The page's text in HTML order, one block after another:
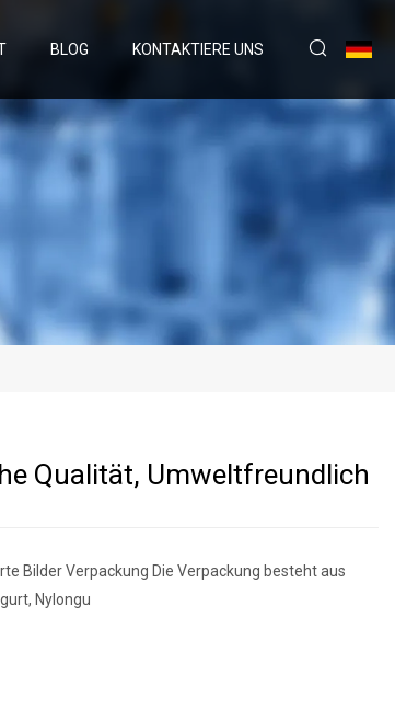
BLOG KONTAKTIERE UNS
Qualität, Umweltfreundlich
Bilder Verpackung Die Verpackung besteht aus
Nylongu